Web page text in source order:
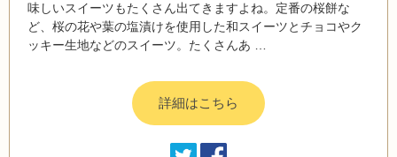
味しいスイーツもたくさん出てきますよね。定番の桜餅な
ど、桜の花や葉の塩漬けを使用した和スイーツとチョコやク
ッキー生地などのスイーツ。たくさんあ …
詳細はこちら